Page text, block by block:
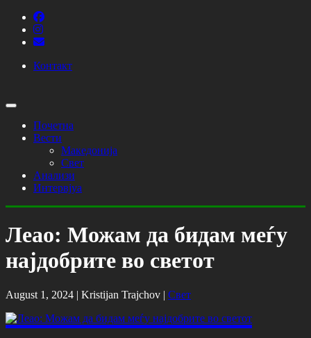
Контакт
Почетна
Вести
Македонија
Свет
Анализи
Интервјуа
Леао: Можам да бидам меѓу
најдобрите во светот
August 1, 2024 | Kristijan Trajchov | Свет